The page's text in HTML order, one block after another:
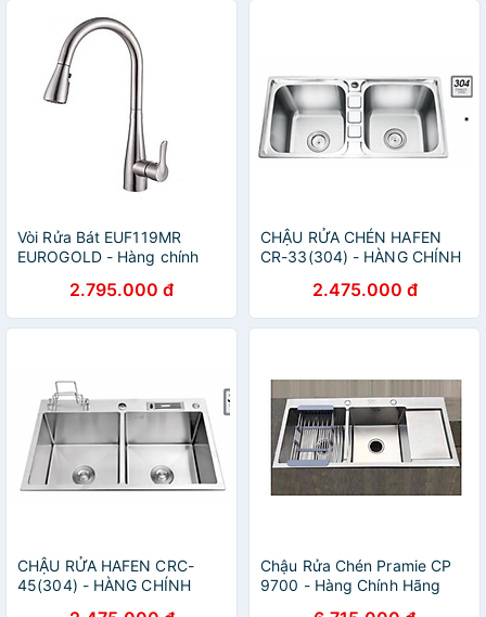
Vòi Rửa Bát EUF119MR
EUROGOLD - Hàng chính
2.795.000 đ
CHẬU RỬA CHÉN HAFEN
CR-33(304) - HÀNG CHÍNH
2.475.000 đ
CHẬU RỬA HAFEN CRC-
45(304) - HÀNG CHÍNH
Chậu Rửa Chén Pramie CP
9700 - Hàng Chính Hãng